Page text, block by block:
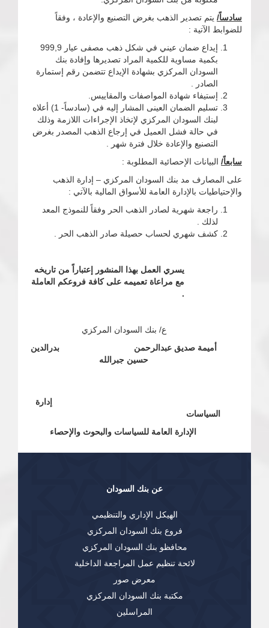
سادساً/ يتم تصدير الذهب بغرض التصنيع والإعادة ، وفقاً
للضوابط الآتية :
إيداع ضمان عيني في شكل ذهب مصفى عيار 999,9
بكمية مساوية للكمية المراد تصديرها وإفادة بنك
السودان المركزي بشهادة الإيداع تتضمن رقم إستمارة
الصادر .
إستيفاء شهادة المواصفات والمقاييس.
تسليم الضمان العينى المشار إليه في (سادساً- 1) أعلاه
لبنك السودان المركزي لإتخاذ الإجراءات اللازمة وذلك
في حالة فشل العميل في إرجاع الذهب المصدر بغرض
التصنيع والإعادة خلال فترة شهر .
سابعاً/ البيانات الإحصائية المطلوبة :
على المصارف مد بنك السودان المركزي – إدارة الذهب
والإحتياطيات بالإدارة العامة للأسواق المالية بالآتي :
راجعة شهرية لصادر الذهب الحر وفقاً للنموذج المعد
لذلك .
كشف شهري لحساب حصيلة صادر الذهب الحر .
يسري العمل بهذا المنشور إعتباراً من تاريخه
مع مراعاة تعميمه على كافة فروعكم العاملة
.
ع/ بنك السودان المركزي
أميمة صديق عبدالرحمن بدرالدين
حسين جبرالله
إدارة
السياسات
الإدارة العامة للسياسات والبحوث والإحصاء
عن بنك السودان
الهيكل الإداري والتنظيمي
فروع بنك السودان المركزي
محافظو بنك السودان المركزي
لائحة تنظيم عمل المراجعة الداخلية
معرض صور
مكتبة بنك السودان المركزي
المراسلين